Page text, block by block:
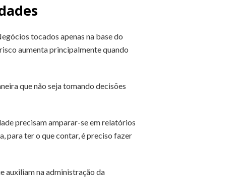
tocados apenas na base do
risco aumenta principalmente quando
que não seja tomando decisões
precisam amparar-se em relatórios
para ter o que contar, é preciso fazer
auxiliam na administração da